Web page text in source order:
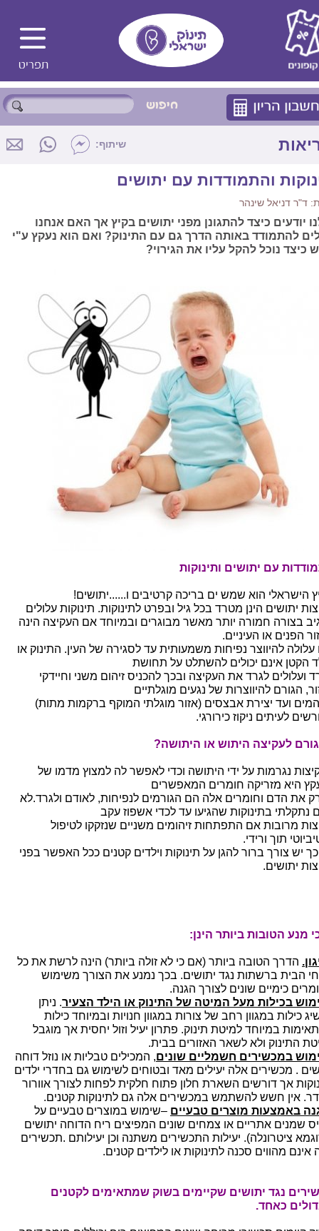
שיתוף:
והתמודדות עם יתושים
ד"ר דניאל שינהר
יודעים כיצד להתגונן מפני יתושים בקיץ אך האם אנחנו
להתמודד באותה הדרך גם עם התינוק? ואם הוא נעקץ ע"י
כיצד נוכל להקל עליו את הגירוי?
עם יתושים ותינוקות
הישראלי הוא שמש ים בריכה קרטיבים ו......יתושים!
יתושים הינן מטרד בכל גיל ובפרט לתינוקות. תינוקות עלולים
בצורה חמורה יותר מאשר מבוגרים ובמיוחד אם העקיצה הינה
הפנים או העיניים.
להיווצר נפיחות משמעותית עד לסגירה של העין. התינוק או
הקטן אינם יכולים להשתלט על תחושת
ועלולים לגרד את העקיצה ובכך להכניס זיהום משני וחיידקי
הגורם להיווצרות של נגעים מוגלתיים
ועד יצירת אבצסים (אזור מוגלתי המוקף ברקמות מתות)
לעיתים ניקוז כירורגי.
לעקיצה היתוש או היתושה?
נגרמות על ידי היתושה וכדי לאפשר לה למצוץ מדמו של
היא מזריקה חומרים המאפשרים
את הדם וחומרים אלה הם הגורמים לנפיחות, לאודם ולגרד.לא
נתקלתי בתינוקות שהגיעו עד לכדי אשפוז עקב
מרובות אם התפתחות זיהומים משניים שנזקקו לטיפול
תוך ורידי.
יש צורך ברור להגן על תינוקות וילדים קטנים ככל האפשר בפני
יתושים.
מנע הטובות ביותר הינן:
הדרך הטובה ביותר (אם כי לא זולה ביותר) הינה לרשת את כל
הבית ברשתות נגד יתושים. בכך נמנע את הצורך משימוש
כימיים שונים לצורך הגנה.
בכילות מעל המיטה של התינוק או הילד הצעיר. ניתן
כילות במגוון רחב של צורות במגוון חנויות ובמיוחד כילות
במיוחד למיטת תינוק. פתרון יעיל וזול יחסית אך מוגבל
התינוק ולא לשאר האזורים בבית.
במכשירים חשמליים שונים, המכילים טבליות או נוזל דוחה
. מכשירים אלה יעילים מאד ובטוחים לשימוש גם בחדרי ילדים
אך דורשים השארת חלון פתוח חלקית לפחות לצורך אוורור
אין חשש להשתמש במכשירים אלה גם לתינוקות קטנים.
באמצעות מוצרים טבעיים –שימוש במוצרים טבעיים על
שמנים אתריים או צמחים שונים המפיצים ריח הדוחה יתושים
ציטרונלה). יעילות התכשירים משתנה וכן יעילותם .תכשירים
אינם מהווים סכנה לתינוקות או לילדים קטנים.
נגד יתושים שקיימים בשוק שמתאימים לקטנים
כאחד.